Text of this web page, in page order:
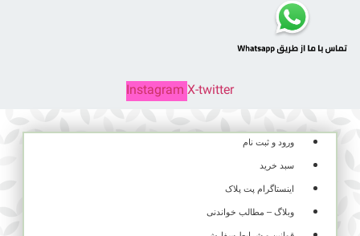
Instagram X-twitter
ورود و ثبت نام
سبد خرید
اینستاگرام پت پلاک
وبلاگ – مطالب خواندنی